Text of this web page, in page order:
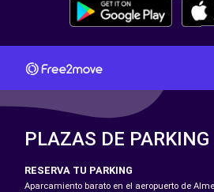
PLAZAS DE PARKING
RESERVA TU PARKING
Aparcamiento barato en el aeropuerto de